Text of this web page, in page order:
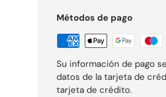
Métodos de pago
Su información de pago
datos de la tarjeta de
tarjeta de crédito.